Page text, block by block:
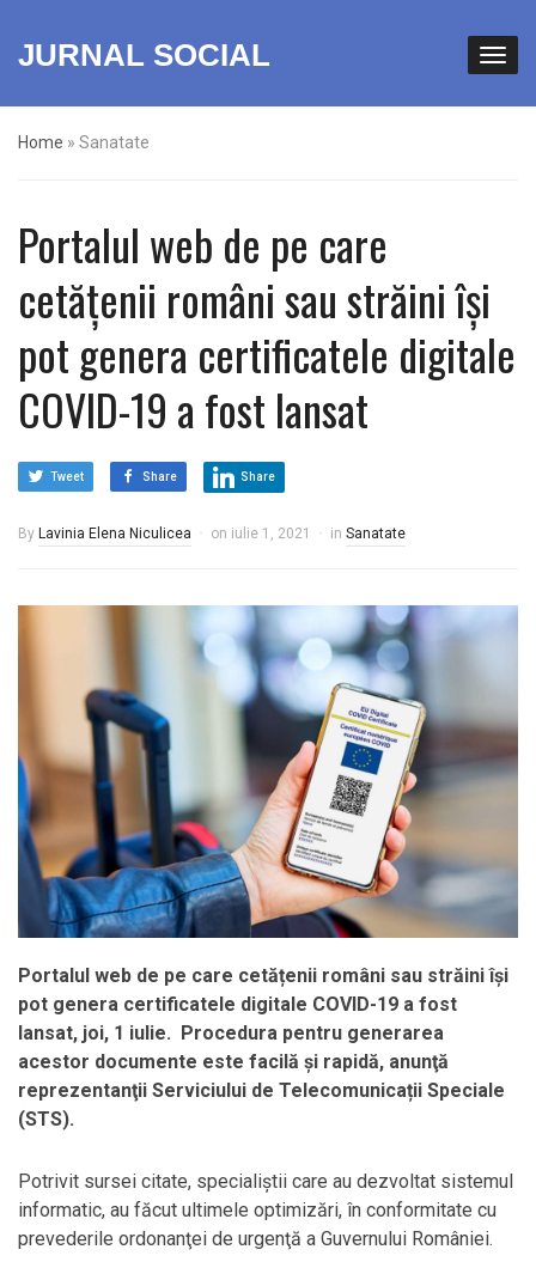
JURNAL SOCIAL
Home » Sanatate
Portalul web de pe care
cetățenii români sau străini își
pot genera certificatele digitale
COVID-19 a fost lansat
Tweet Share Share
By Lavinia Elena Niculicea on iulie 1, 2021 in Sanatate
Portalul web de pe care cetățenii români sau străini își
pot genera certificatele digitale COVID-19 a fost
lansat, joi, 1 iulie. Procedura pentru generarea
acestor documente este facilă și rapidă, anunţă
reprezentanţii Serviciului de Telecomunicații Speciale
(STS).
Potrivit sursei citate, specialiştii care au dezvoltat sistemul
informatic, au făcut ultimele optimizări, în conformitate cu
prevederile ordonanţei de urgenţă a Guvernului României.